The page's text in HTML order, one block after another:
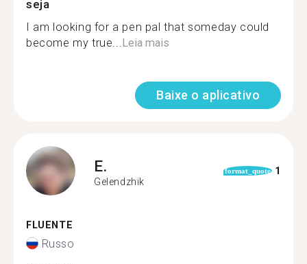
seja
I am looking for a pen pal that someday could
become my true...Leia mais
Baixe o aplicativo
E.
Gelendzhik
format_quote 1
FLUENTE
Russo